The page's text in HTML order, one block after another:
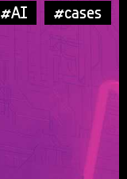
#AI #cases